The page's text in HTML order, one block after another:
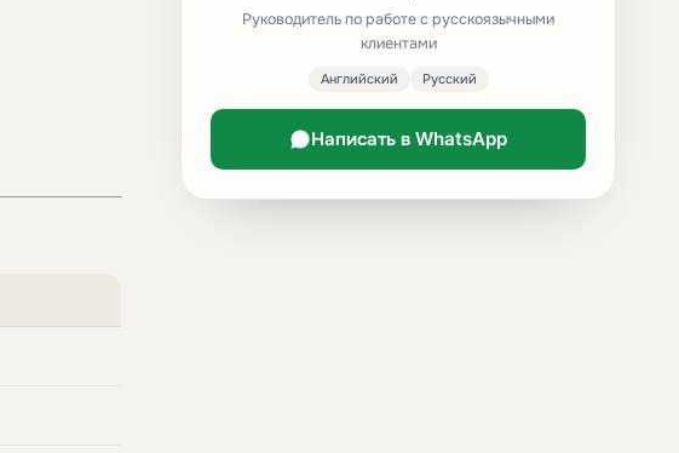
Руководитель по работе с русскоязычными
клиентами
Английский Русский
Написать в WhatsApp